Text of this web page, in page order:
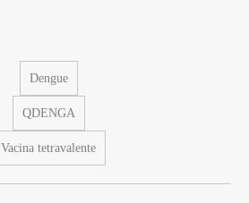
Dengue
QDENGA
Vacina tetravalente